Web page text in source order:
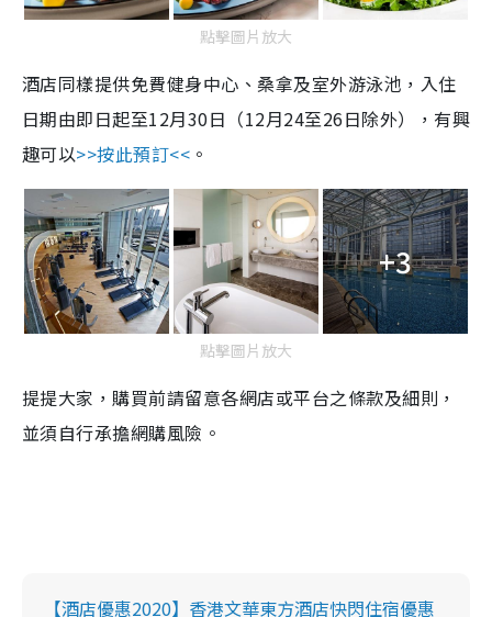
點擊圖片放大
酒店同樣提供免費健身中心、桑拿及室外游泳池，入住
日期由即日起至12月30日（12月24至26日除外），有興
趣可以>>按此預訂<< 。
+3
點擊圖片放大
提提大家，購買前請留意各網店或平台之條款及細則，
並須自行承擔網購風險。
【酒店優惠2020】香港文華東方酒店快閃住宿優惠